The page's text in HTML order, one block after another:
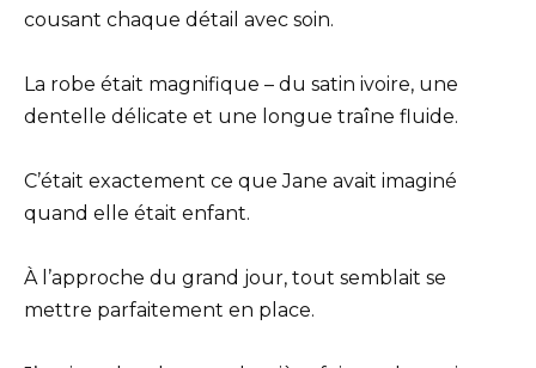
cousant chaque détail avec soin.
La robe était magnifique – du satin ivoire, une
dentelle délicate et une longue traîne fluide.
C’était exactement ce que Jane avait imaginé
quand elle était enfant.
À l’approche du grand jour, tout semblait se
mettre parfaitement en place.